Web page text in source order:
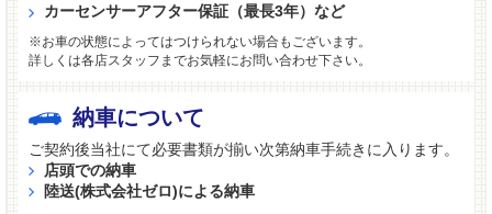
カーセンサーアフター保証（最長3年）など
※お車の状態によってはつけられない場合もございます。
詳しくは各店スタッフまでお気軽にお問い合わせ下さい。
納車について
ご契約後当社にて必要書類が揃い次第納車手続きに入ります。
店頭での納車
陸送(株式会社ゼロ)による納車